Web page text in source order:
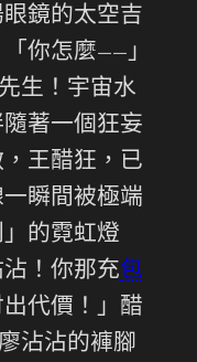
鏡的太空吉
你怎麼——」
生！宇宙水
著一個狂妄
王醋狂，已
瞬間被極端
的霓虹燈
！你那充包
代價！」醋
沾沾的褲腳